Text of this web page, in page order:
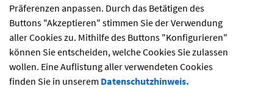
Präferenzen anpassen. Durch das Betätigen des
Buttons "Akzeptieren" stimmen Sie der Verwendung
aller Cookies zu. Mithilfe des Buttons "Konfigurieren"
können Sie entscheiden, welche Cookies Sie zulassen
wollen. Eine Auflistung aller verwendeten Cookies
finden Sie in unserem Datenschutzhinweis.